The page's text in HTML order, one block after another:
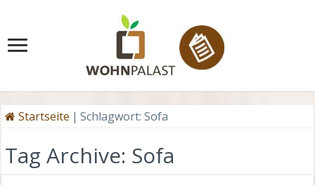
Startseite | Schlagwort:Sofa
Tag Archive: Sofa